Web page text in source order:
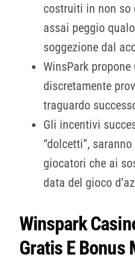
costruiti in non so
assai peggio
soggezione dal
WinsPark
discretamente
traguardo
Gli incentivi
“dolcetti”,
giocatori che ai
data del gioco
Winspark
Gratis E Bonus